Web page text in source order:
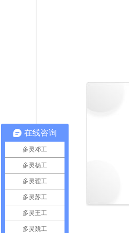
在线咨询
多灵邓工
多灵杨工
多灵翟工
多灵苏工
多灵王工
多灵魏工